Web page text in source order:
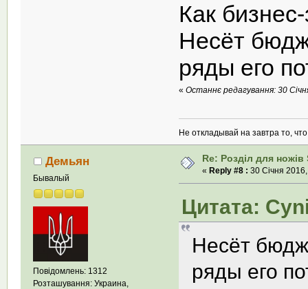
Как
Несёт
ряды его
«Останнє редагування: 30
Не откладывай на завтра то,
Демьян
Бывалый
Повідомлень: 1312
Розташування: Украина,
Re: Розділ для ножів
« Reply #8 : 30 Січня
Цитата:
Несёт
ряды его